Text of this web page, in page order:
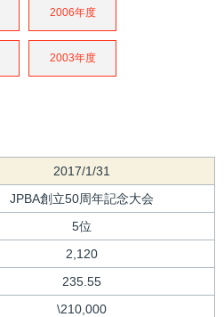
2006年度
2003年度
2017/1/31
JPBA創立50周年記念大会
5位
2,120
235.55
\210,000